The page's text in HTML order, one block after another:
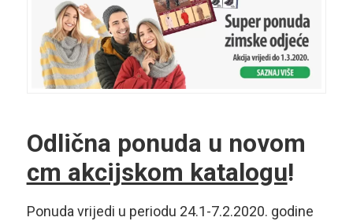
Odlična ponuda u novom
cm akcijskom katalogu!
Ponuda vrijedi u periodu 24.1-7.2.2020. godine